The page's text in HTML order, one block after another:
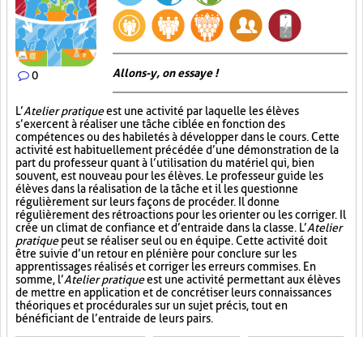
0 Allons-y, on essaye !
L’Atelier pratiqueest une activité par laquelle les élèves
s’exercent à réaliser une tâche ciblée en fonction des
compétences ou des habiletés à développer dans le cours. Cette
activité est habituellement précédée d’une démonstration de la
part du professeur quant à l’utilisation du matériel qui, bien
souvent, est nouveau pour les élèves. Le professeur guide les
élèves dans la réalisation de la tâche et il les questionne
régulièrement sur leurs façons de procéder. Il donne
régulièrement des rétroactions pour les orienter ou les corriger. Il
crée un climat de confiance et d’entraide dans la classe. L’Atelier
pratiquepeut se réaliser seul ou en équipe. Cette activité doit
être suivie d’un retour en plénière pour conclure sur les
apprentissages réalisés et corriger les erreurs commises. En
somme, l’Atelier pratiqueest une activité permettant aux élèves
de mettre en application et de concrétiser leurs connaissances
théoriques et procédurales sur un sujet précis, tout en
bénéficiant de l’entraide de leurs pairs.